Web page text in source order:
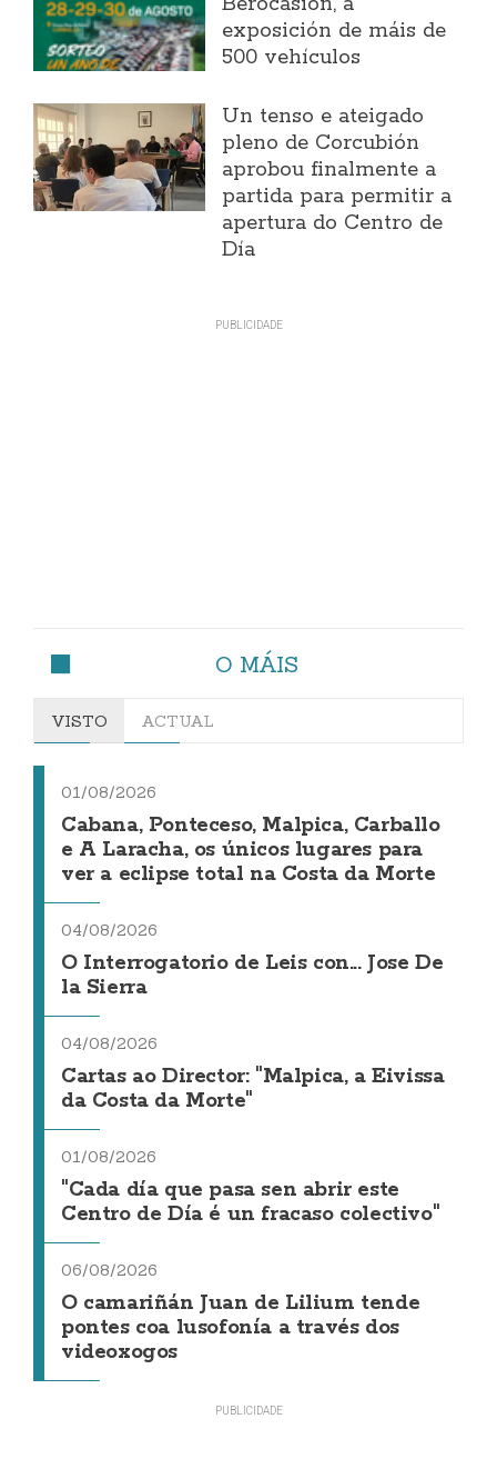
exposición de máis de
500 vehículos
Un tenso e ateigado
pleno de Corcubión
aprobou finalmente a
partida para permitir a
apertura do Centro de
Día
O MÁIS
VISTO ACTUAL
01/08/2026
Cabana, Ponteceso, Malpica, Carballo
e A Laracha, os únicos lugares para
ver a eclipse total na Costa da Morte
04/08/2026
O Interrogatorio de Leis con... Jose De
la Sierra
04/08/2026
Cartas ao Director: "Malpica, a Eivissa
da Costa da Morte"
01/08/2026
"Cada día que pasa sen abrir este
Centro de Día é un fracaso colectivo"
06/08/2026
O camariñán Juan de Lilium tende
pontes coa lusofonía a través dos
videoxogos